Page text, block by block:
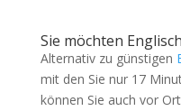
Sie möchten
Alternativ zu günstigen
mit den Sie nur 17
können Sie auch vor Ort